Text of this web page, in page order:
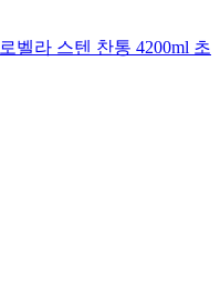
벨라 스텐 찬통 4200ml 초